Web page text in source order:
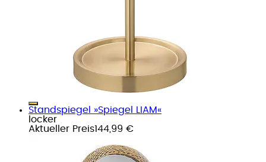
Standspiegel »Spiegel LIAM«
locker
Aktueller Preis144,99 €